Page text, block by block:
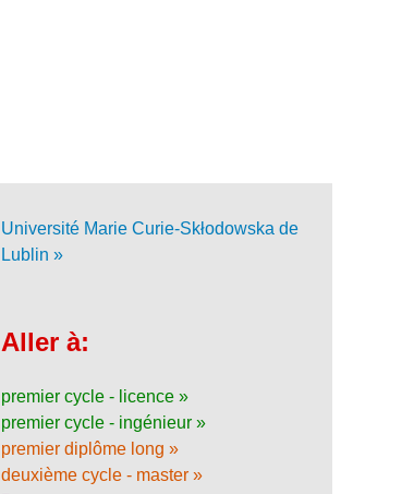
Université Marie Curie-Skłodowska de
Lublin »
Aller à:
premier cycle - licence »
premier cycle - ingénieur »
premier diplôme long »
deuxième cycle - master »